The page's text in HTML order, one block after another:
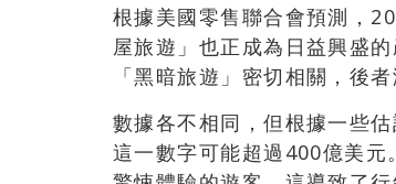
根據美國零售聯合會預測，
屋旅遊」也正成為日益興盛
「黑暗旅遊」密切相關，後
數據各不相同，但根據一些
這一數字可能超過400億美